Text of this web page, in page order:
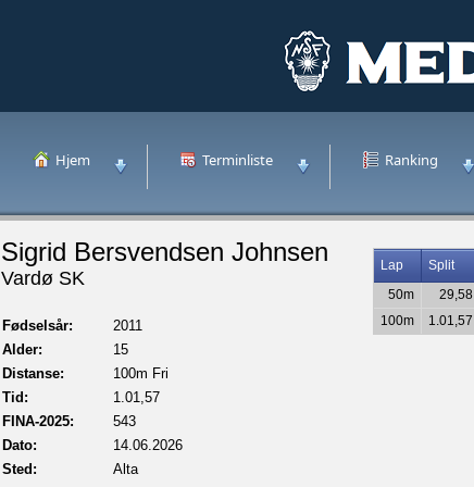
Hjem Terminliste Ranking
Sigrid Bersvendsen Johnsen
Vardø SK
Fødselsår:
2011
Alder:
15
Distanse:
100m Fri
Tid:
1.01,57
FINA-2025:
543
Dato:
14.06.2026
Sted:
Alta
Lap Split
50m
29,58
100m
1.01,57